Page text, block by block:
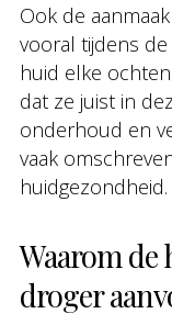
Ook de
vooral tijdens
huid elke
dat ze juist in
onderhoud en
vaak
huidgezondheid.
Waarom de
droger